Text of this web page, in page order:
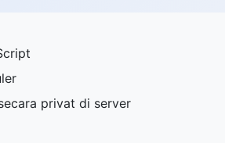
privat di server